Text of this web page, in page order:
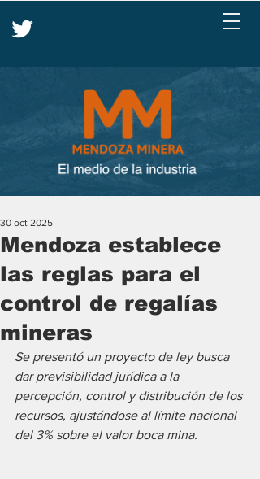
Mendoza establece
las reglas para el
control de regalías
mineras
30 oct 2025
Se presentó un proyecto de ley busca
dar previsibilidad jurídica a la
percepción, control y distribución de los
recursos, ajustándose al límite nacional
del 3% sobre el valor boca mina.